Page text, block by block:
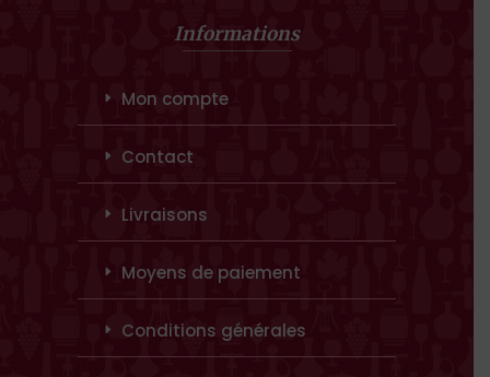
Informations
Mon compte
Contact
Livraisons
Moyens de paiement
Conditions générales